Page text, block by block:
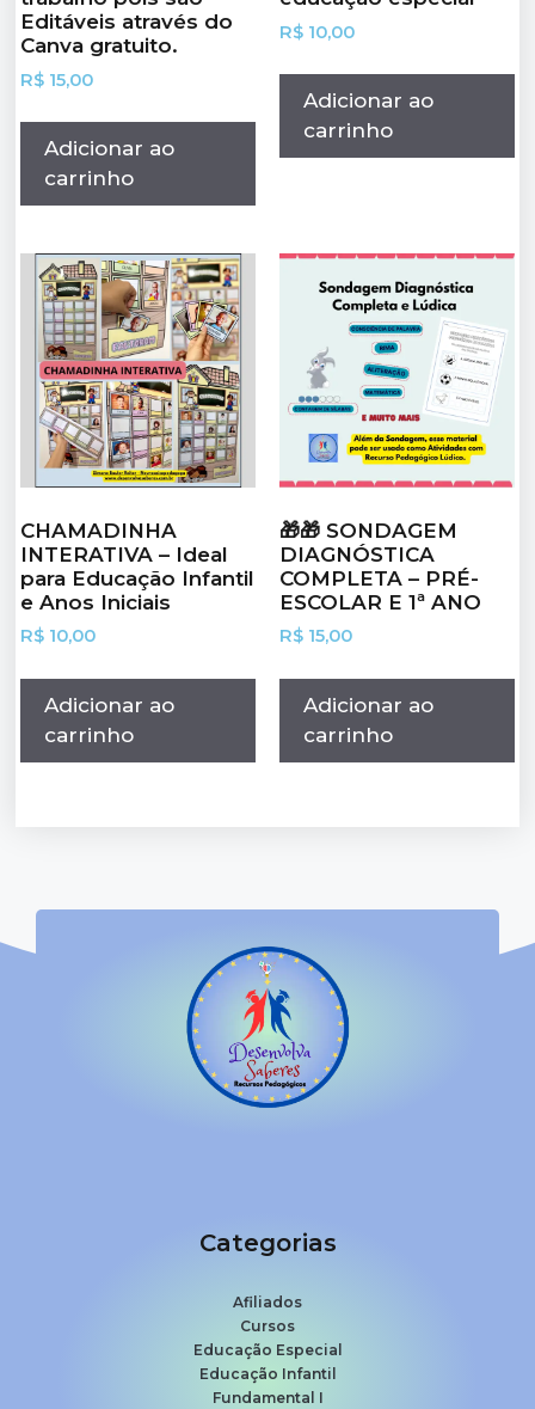
Editáveis através do
Canva gratuito.
R$ 15,00
Adicionar ao
carrinho
R$ 10,00
Adicionar ao
carrinho
CHAMADINHA
INTERATIVA – Ideal
para Educação Infantil
e Anos Iniciais
R$ 10,00
Adicionar ao
carrinho
🎁🎁 SONDAGEM
DIAGNÓSTICA
COMPLETA – PRÉ-
ESCOLAR E 1ª ANO
R$ 15,00
Adicionar ao
carrinho
Categorias
Afiliados
Cursos
Educação Especial
Educação Infantil
Fundamental I